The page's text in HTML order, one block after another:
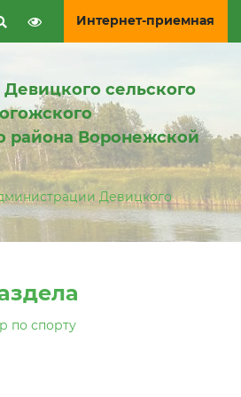
Интернет-приемная
сельского
района Воронежской
Девицкого
по спорту